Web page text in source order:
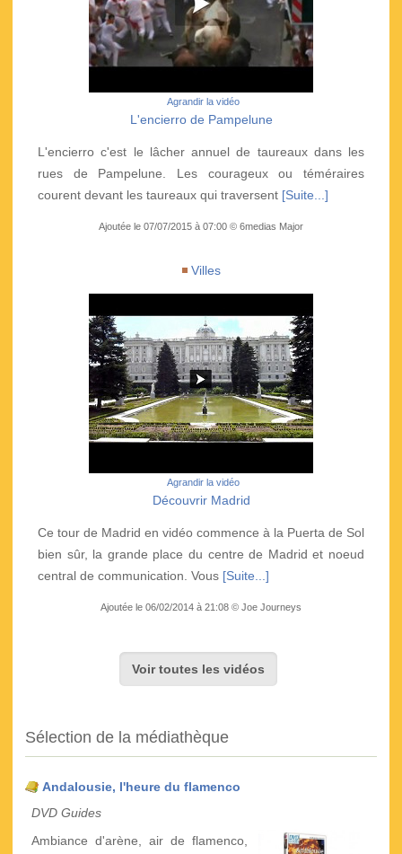
Agrandir la vidéo
L'encierro de Pampelune
L'encierro c'est le lâcher annuel de taureaux dans les
rues de Pampelune. Les courageux ou téméraires
courent devant les taureaux qui traversent [Suite...]
Ajoutée le 07/07/2015 à 07:00 © 6medias Major
Villes
Agrandir la vidéo
Découvrir Madrid
Ce tour de Madrid en vidéo commence à la Puerta de Sol
bien sûr, la grande place du centre de Madrid et noeud
central de communication. Vous [Suite...]
Ajoutée le 06/02/2014 à 21:08 © Joe Journeys
Voir toutes les vidéos
Sélection de la médiathèque
Andalousie, l'heure du flamenco
DVD Guides
Ambiance d'arène, air de flamenco,